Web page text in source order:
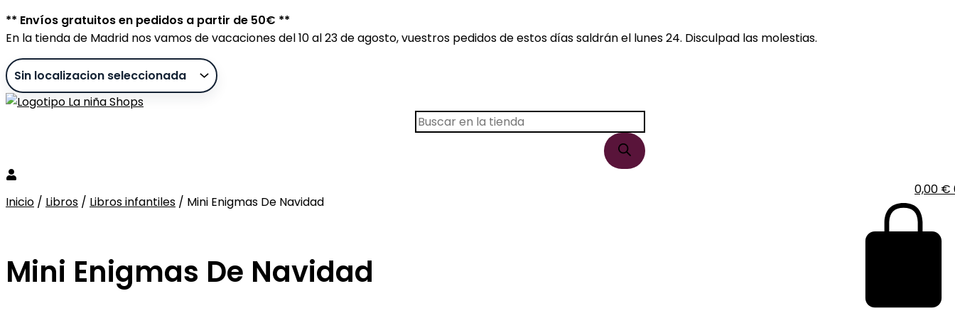
contenido
** Envíos gratuitos en pedidos a partir de 50€ **
En la tienda de Madrid nos vamos de vacaciones del 10 al 23 de agosto, vuestros pedidos de estos días saldrán el lunes 24. Disculpad las molestias.
0,00 €
Búsqueda
de
productos
Inicio / Libros / Libros infantiles / Mini Enigmas De Navidad
Sin stock
Mini Enigmas De Navidad